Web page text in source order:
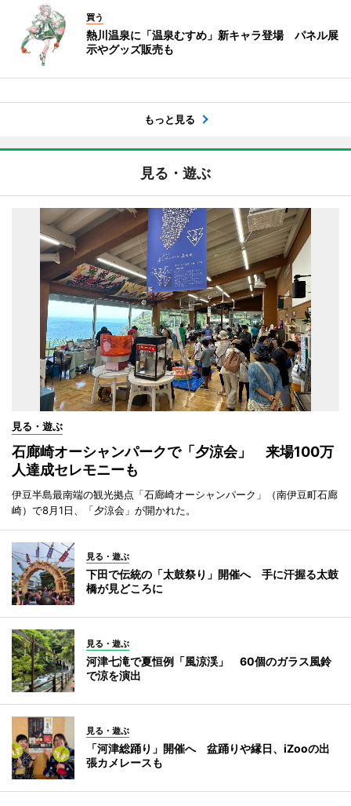
買う
熱川温泉に「温泉むすめ」新キャラ登場 パネル展
示やグッズ販売も
もっと見る
見る・遊ぶ
見る・遊ぶ
石廊崎オーシャンパークで「夕涼会」 来場100万
人達成セレモニーも
伊豆半島最南端の観光拠点「石廊崎オーシャンパーク」（南伊豆町石廊
崎）で8月1日、「夕涼会」が開かれた。
見る・遊ぶ
下田で伝統の「太鼓祭り」開催へ 手に汗握る太鼓
橋が見どころに
見る・遊ぶ
河津七滝で夏恒例「風涼渓」 60個のガラス風鈴
で涼を演出
見る・遊ぶ
「河津総踊り」開催へ 盆踊りや縁日、iZooの出
張カメレースも